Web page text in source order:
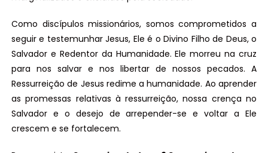
Como discípulos missionários, somos comprometidos a
seguir e testemunhar Jesus, Ele é o Divino Filho de Deus, o
Salvador e Redentor da Humanidade. Ele morreu na cruz
para nos salvar e nos libertar de nossos pecados. A
Ressurreição de Jesus redime a humanidade. Ao aprender
as promessas relativas à ressurreição, nossa crença no
Salvador e o desejo de arrepender-se e voltar a Ele
crescem e se fortalecem.